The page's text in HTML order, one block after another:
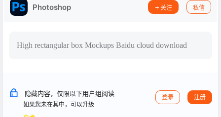
Photoshop 关注 私信
High rectangular box Mockups Baidu cloud download
隐藏内容，仅限以下用户组阅读
如果您未在其中，可以升级
登录 注册